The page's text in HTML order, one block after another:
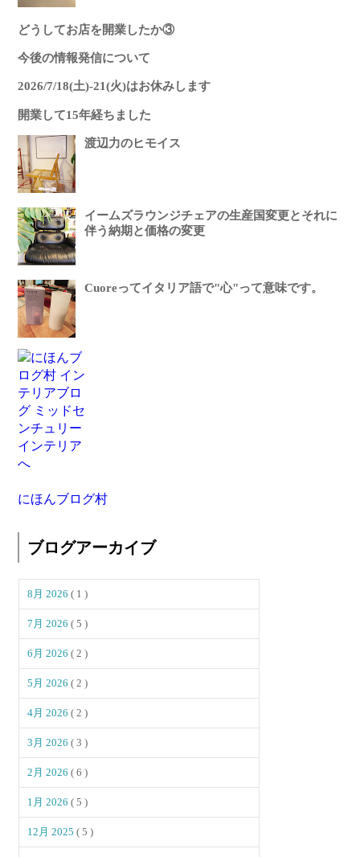
どうしてお店を開業したか③
今後の情報発信について
2026/7/18(土)-21(火)はお休みします
開業して15年経ちました
渡辺力のヒモイス
イームズラウンジチェアの生産国変更とそれに
伴う納期と価格の変更
Cuoreってイタリア語で"心"って意味です。
にほんブログ村
ブログアーカイブ
8月 2026( 1 )
7月 2026( 5 )
6月 2026( 2 )
5月 2026( 2 )
4月 2026( 2 )
3月 2026( 3 )
2月 2026( 6 )
1月 2026( 5 )
12月 2025( 5 )